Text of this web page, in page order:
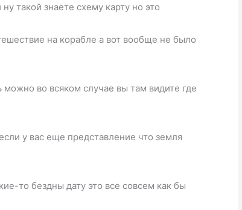
такой знаете схему карту но это
на корабле а вот вообще не было
можно во всяком случае вы там видите где
у вас еще представление что земля
то бездны дату это все совсем как бы